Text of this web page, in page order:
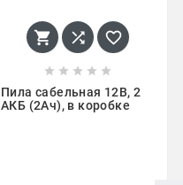
  
    
Пила сабельная 12В, 2
АКБ (2Ач), в коробке